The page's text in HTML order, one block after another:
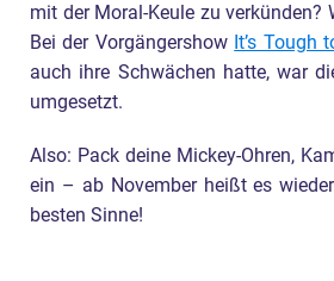
mit der Moral-Keule zu verkünden?
Bei der Vorgängershow It’s Tough
auch ihre Schwächen hatte, war
umgesetzt.
Also: Pack deine Mickey-Ohren,
ein – ab November heißt es
besten Sinne!